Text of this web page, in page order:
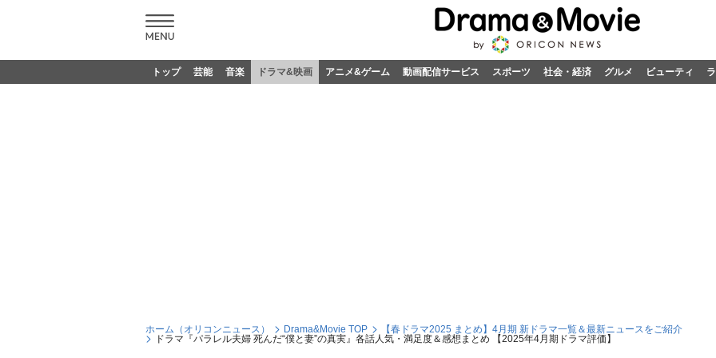
トップ 芸能 音楽 ドラマ&映画 アニメ&ゲーム 動画配信サービス スポーツ 社会・経済 グルメ ビューティ
ホーム（オリコンニュース） Drama&Movie TOP
【春ドラマ2025 まとめ】4月期 新ドラマ一覧＆最新ニュースをご紹介
ドラマ『パラレル夫婦 死んだ“僕と妻”の真実』各話人気・満足度＆感想まとめ 【2025年4月期ドラマ評価】